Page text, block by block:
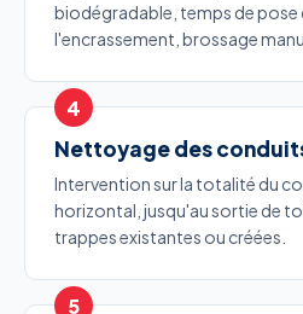
biodégradable, temps de pose
l'encrassement, brossage
Nettoyage des
Intervention sur la totalité du
horizontal, jusqu'au sortie de
trappes existantes ou créées.